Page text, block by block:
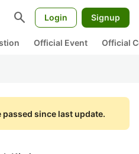
search Login Signup
Official Event Official
passed since last update.